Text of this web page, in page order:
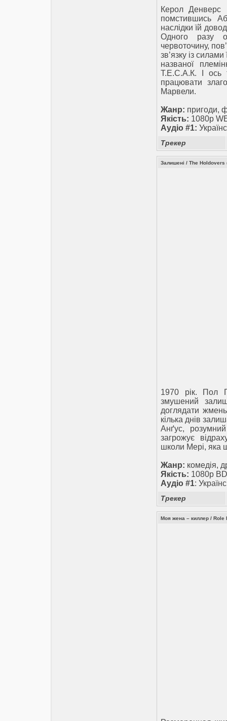
Керол Денверс
помстившись
наслідки їй
Одного разу
червоточину,
зв’язку із
названої
Т.Е.С.А.К. І ось
працювати
Марвели.
Жанр: пригоди,
Якість: 1080p
Аудіо #1:
Трекер
Залишені / The Holdovers
1970 рік. Пол
змушений
доглядати
кілька днів
Анґус,
загрожує
школи Мері, яка
Жанр: комедія,
Якість: 1080p
Аудіо #1:
Трекер
Моя жена – киллер / Role